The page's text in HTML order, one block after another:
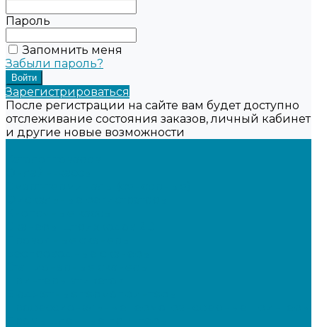
Пароль
Запомнить меня
Забыли пароль?
Зарегистрироваться
После регистрации на сайте вам будет доступно
отслеживание состояния заказов, личный кабинет
и другие новые возможности